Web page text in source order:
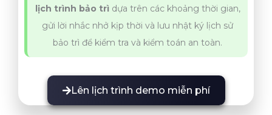
lịch trình bảo trì dựa trên các khoảng thời gian,
gửi lời nhắc nhở kịp thời và lưu nhật ký lịch sử
bảo trì để kiểm tra và kiểm toán an toàn.
Lên lịch trình demo miễn phí